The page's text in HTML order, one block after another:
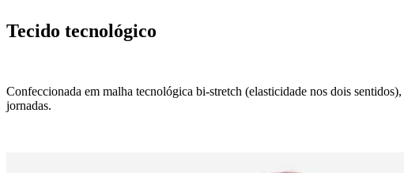
Tecido tecnológico
Confeccionada em malha tecnológica bi-stretch (elasticidade nos dois sentidos),
jornadas.